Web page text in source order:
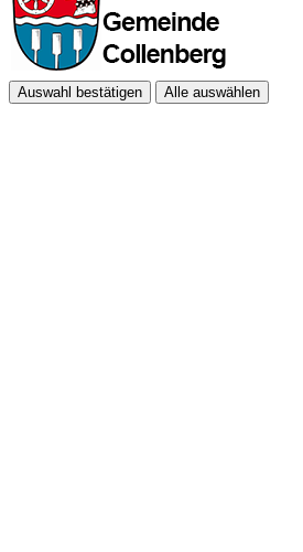
Auswahl bestätigen Alle auswählen